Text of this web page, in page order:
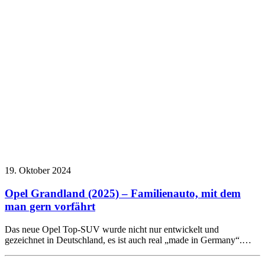
19. Oktober 2024
Opel Grandland (2025) – Familienauto, mit dem
man gern vorfährt
Das neue Opel Top-SUV wurde nicht nur entwickelt und
gezeichnet in Deutschland, es ist auch real „made in Germany“.…